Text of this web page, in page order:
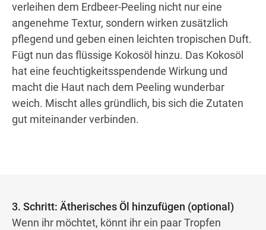
verleihen dem Erdbeer-Peeling nicht nur eine
angenehme Textur, sondern wirken zusätzlich
pflegend und geben einen leichten tropischen Duft.
Fügt nun das flüssige Kokosöl hinzu. Das Kokosöl
hat eine feuchtigkeitsspendende Wirkung und
macht die Haut nach dem Peeling wunderbar
weich. Mischt alles gründlich, bis sich die Zutaten
gut miteinander verbinden.
3. Schritt: Ätherisches Öl hinzufügen (optional)
Wenn ihr möchtet, könnt ihr ein paar Tropfen